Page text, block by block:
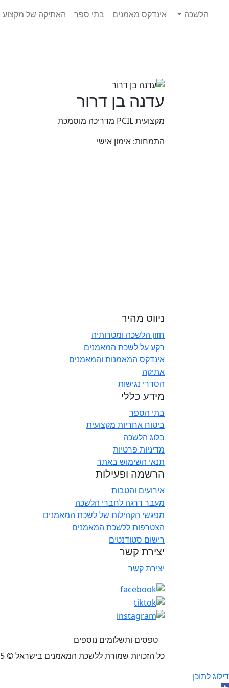
הלשכה אינדקס מאמנים בתי ספר האתיקה של מקצוע
עדנה בן דרור
מקצועית PCIL מדריכה מוסמכת
התמחות: אימון אישי
ניווט מהיר
חזון הלשכה ומטרותיה
רקע על לשכת המאמנים
אינדקס המאמנות והמאמנים
אתיקה
הסדרי נגישות
מידע כללי
בתי הספר
ביטוח אחריות מקצועית
בלוג הלשכה
מדיניות פרטיות
תנאי השימוש באתר
הרשמה ופעילות
אירועים והטבות
מעבר דרגה לחברי הלשכה
מפגשי הקהילות של לשכת המאמנים
הצטרפות ללשכת המאמנים
רישום סטודנטים
יצירת קשר
יצירת קשר
טפסים ותשלומים נוספים
כל הזכויות שמורת ללשכת המאמנים בישראל © 2025 רח’ הצורן 4, נתניה
דילוג לתוכן